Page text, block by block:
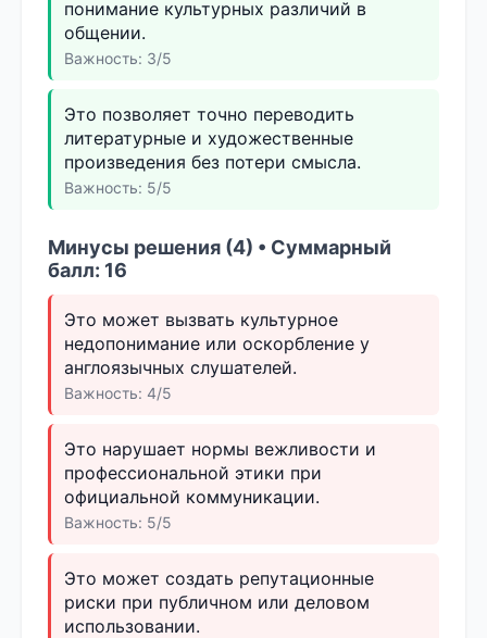
понимание культурных различий в
общении.
Важность: 3/5
Это позволяет точно переводить
литературные и художественные
произведения без потери смысла.
Важность: 5/5
Минусы решения (4) • Суммарный
балл: 16
Это может вызвать культурное
недопонимание или оскорбление у
англоязычных слушателей.
Важность: 4/5
Это нарушает нормы вежливости и
профессиональной этики при
официальной коммуникации.
Важность: 5/5
Это может создать репутационные
риски при публичном или деловом
использовании.